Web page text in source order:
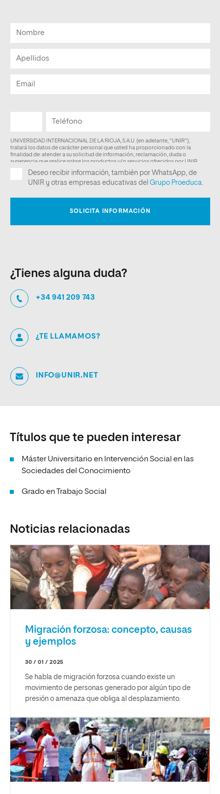
¿Tienes alguna duda?
+34 941 209 743
¿TE LLAMAMOS?
INFO@UNIR.NET
Títulos que te pueden interesar
Máster Universitario en Intervención Social en las
Sociedades del Conocimiento
Grado en Trabajo Social
Noticias relacionadas
Migración forzosa: concepto, causas
y ejemplos
30 / 01 / 2025
Se habla de migración forzosa cuando existe un
movimiento de personas generado por algún tipo de
presión o amenaza que obliga al desplazamiento.